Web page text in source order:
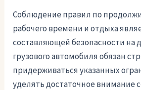
Соблюдение правил по
рабочего времени и отдыха
составляющей безопасности на
грузового автомобиля обязан
придерживаться указанных
уделять достаточное внимание